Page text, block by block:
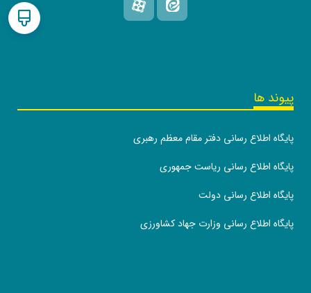
پیوند ها
پایگاه اطلاع رسانی دفتر مقام معظم رهبری
پایگاه اطلاع رسانی ریاست جمهوری
پایگاه اطلاع رسانی دولت
پایگاه اطلاع رسانی وزارت جهاد کشاورزی